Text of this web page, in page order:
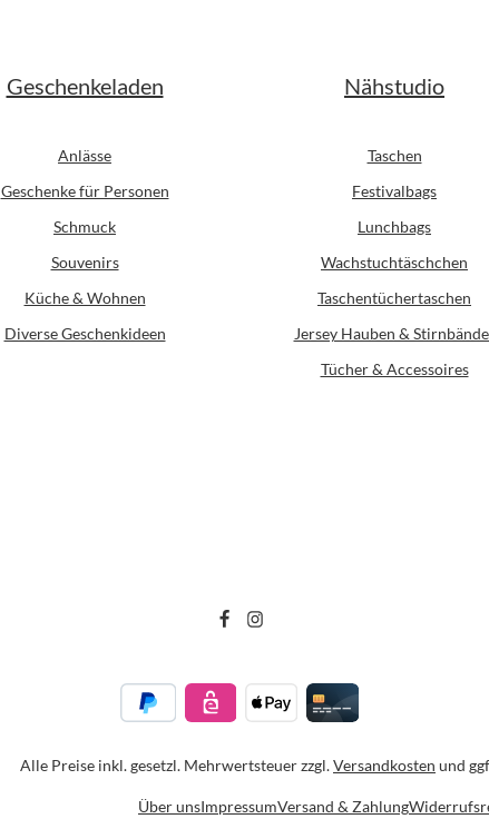
Geschenkeladen
Anlässe
Geschenke für Personen
Schmuck
Souvenirs
Küche & Wohnen
Diverse Geschenkideen
Nähstudio
Taschen
Festivalbags
Lunchbags
Wachstuchtäschchen
Taschentüchertaschen
Jersey Hauben &
Tücher & Accessoires
Alle Preise inkl. gesetzl. Mehrwertsteuer zzgl.Versandkosten und
Über unsImpressumVersand & Zahlung